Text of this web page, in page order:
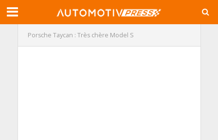
Porsche Taycan : Très chère Model S